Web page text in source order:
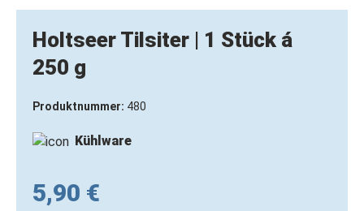
Holtseer Tilsiter | 1 Stück á
250 g
Produktnummer: 480
Kühlware
5,90 €